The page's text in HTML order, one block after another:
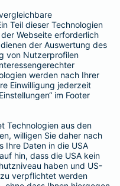
uns wichtig, für jeden
können Sie aus
Produkte Sie sich
erwartet Sie ein
für Sie am besten
Ihnen gerne für ein
für Ihre Zähne.